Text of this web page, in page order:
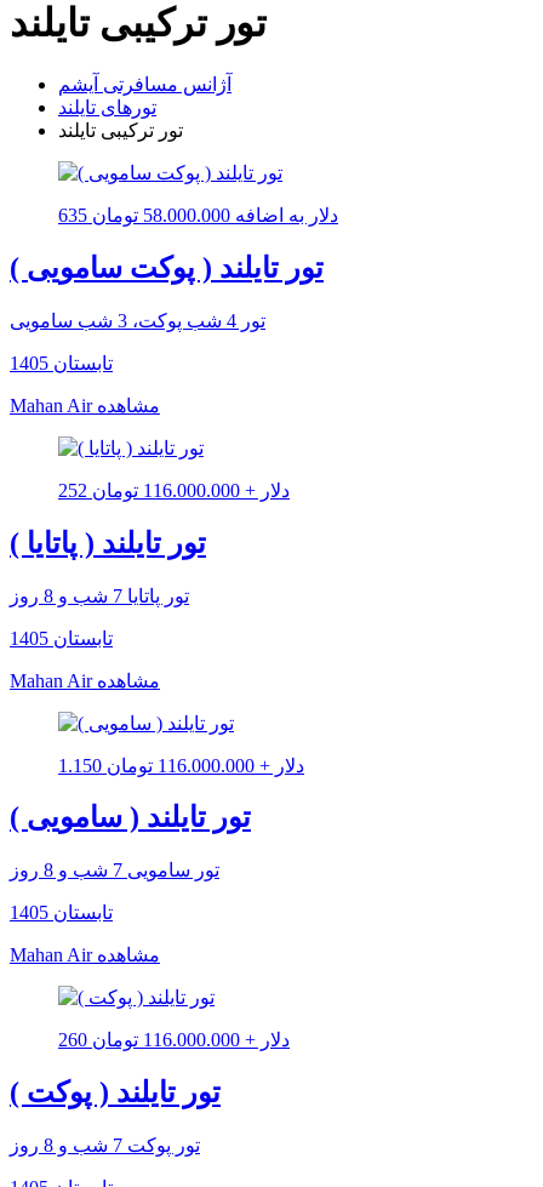
تور ترکیبی تایلند
آژانس مسافرتی آیشم
تورهای تایلند
تور ترکیبی تایلند
635 دلار به اضافه 58.000.000 تومان
تور تایلند ( پوکت سامویی )
تور 4 شب پوکت، 3 شب سامویی
تابستان 1405
Mahan Air مشاهده
252 دلار + 116.000.000 تومان
تور تایلند ( پاتایا )
تور پاتایا 7 شب و 8 روز
تابستان 1405
Mahan Air مشاهده
1.150 دلار + 116.000.000 تومان
تور تایلند ( سامویی )
تور سامویی 7 شب و 8 روز
تابستان 1405
Mahan Air مشاهده
260 دلار + 116.000.000 تومان
تور تایلند ( پوکت )
تور پوکت 7 شب و 8 روز